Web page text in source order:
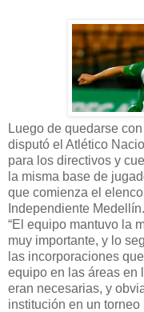
Luego de quedarse
disputó el Atlético
para los directivos y
la misma base de
que comienza el elenco
Independiente Medellín.
“El equipo mantuvo la
muy importante, y lo
las incorporaciones
equipo en las áreas en
eran necesarias, y
institución en un